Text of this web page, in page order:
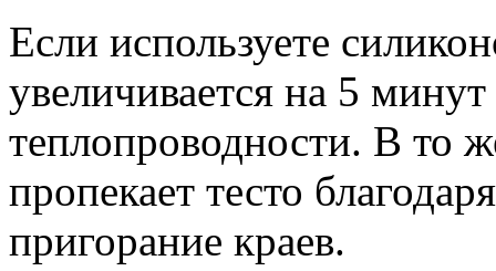
Если используете
увеличивается на 5
теплопроводности. В то
пропекает тесто
пригорание краев.